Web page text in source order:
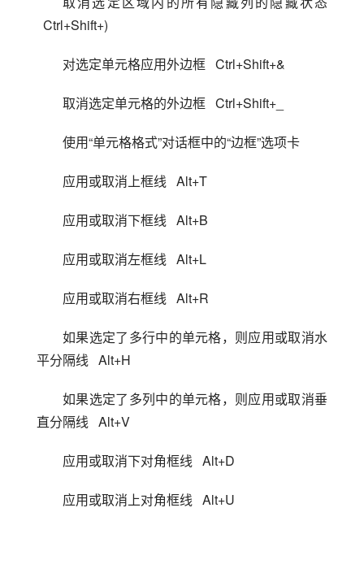
Ctrl+Shift+)
对选定单元格应用外边框   Ctrl+Shift+&
取消选定单元格的外边框   Ctrl+Shift+_
使用“单元格格式”对话框中的“边框”选项卡
应用或取消上框线   Alt+T
应用或取消下框线   Alt+B
应用或取消左框线   Alt+L
应用或取消右框线   Alt+R
如果选定了多行中的单元格，则应用或取消水
平分隔线   Alt+H
如果选定了多列中的单元格，则应用或取消垂
直分隔线   Alt+V
应用或取消下对角框线   Alt+D
应用或取消上对角框线   Alt+U